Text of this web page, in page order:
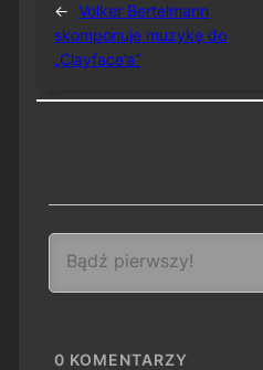
← Volker Bertelmann
skomponuje muzykę do
„Clayface’a”
0 KOMENTARZY